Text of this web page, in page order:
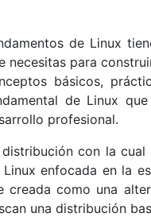
de Linux
necesitas para
básicos,
de Linux
profesional.
distribución con la
Linux enfocada en la
creada como una
una distribución